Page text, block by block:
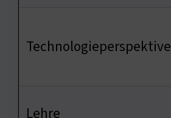
Technologieperspektive
Lehre